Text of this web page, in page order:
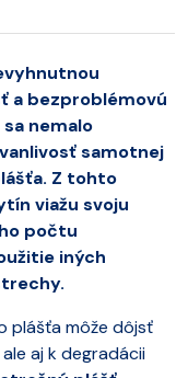
a bezproblémovú
nemalo
samotnej
Z tohto
viažu svoju
počtu
iných
plášťa môže dôjsť
aj k degradácii